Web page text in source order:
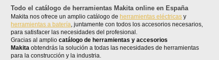
Todo el catálogo de herramientas Makita online en España
Makita nos ofrece un amplio catálogo de herramientas eléctricas y
herramientas a batería, juntamente con todos los accesorios necesarios,
para satisfacer las necesidades del profesional.
Gracias al ampliocatálogo de herramientas y accesorios
Makita obtendrás la solución a todas las necesidades de herramientas
para la construcción y la industria.